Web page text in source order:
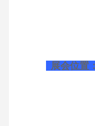
展会位置：